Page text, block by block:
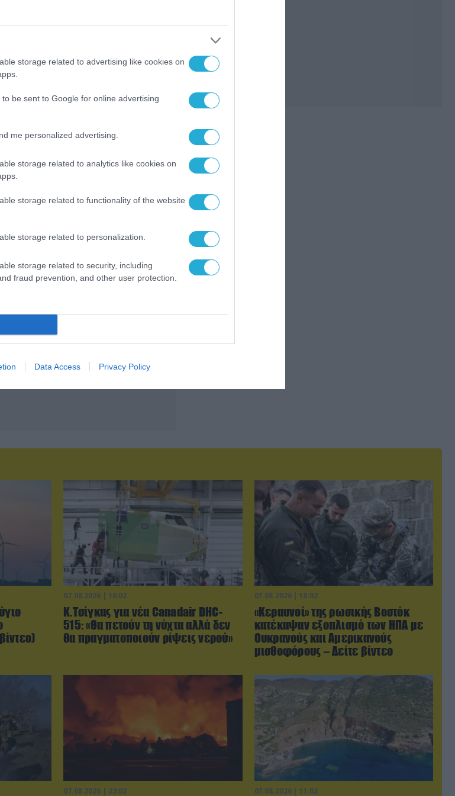
storage related to advertising like cookies on
be sent to Google for online advertising
me personalized advertising.
storage related to analytics like cookies on
storage related to functionality of the website
storage related to personalization.
storage related to security, including
fraud prevention, and other user protection.
Data Access Privacy Policy
ΡΩΣΙΚΗ FAB-3000
07.08.2026 | 16:02
Κ.Τσίγκας για νέα Canadair DHC-
515: «Θα πετούν τη νύχτα αλλά δεν
θα πραγματοποιούν ρίψεις νερού»
07.08.2026 | 18:02
«Κεραυνοί» της ρωσικής Βοστόκ
κατέκαψαν εξοπλισμό των ΗΠΑ με
Ουκρανούς και Αμερικανούς
μισθοφόρους – Δείτε βίντεο
07.08.2026 | 23:02 07.08.2026 | 11:02